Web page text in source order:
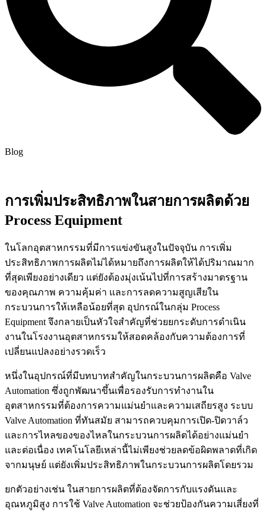
Blog
การเพิ่มประสิทธิภาพในสายการผลิตด้วย
Process Equipment
ในโลกอุตสาหกรรมที่มีการแข่งขันสูงในปัจจุบัน การเพิ่ม
ประสิทธิภาพการผลิตไม่ได้หมายถึงการผลิตให้ได้ปริมาณมาก
ที่สุดเพียงอย่างเดียว แต่ยังต้องมุ่งเน้นไปที่การสร้างมาตรฐาน
ของคุณภาพ ความคุ้มค่า และการลดความสูญเสียใน
กระบวนการให้เหลือน้อยที่สุด อุปกรณ์ในกลุ่ม Process
Equipment จึงกลายเป็นหัวใจสำคัญที่ช่วยยกระดับการดำเนิน
งานในโรงงานอุตสาหกรรมให้สอดคล้องกับความต้องการที่
เปลี่ยนแปลงอย่างรวดเร็ว
หนึ่งในอุปกรณ์ที่มีบทบาทสำคัญในกระบวนการผลิตคือ Valve
Automation ซึ่งถูกพัฒนาขึ้นเพื่อรองรับการทำงานใน
อุตสาหกรรมที่ต้องการความแม่นยำและความเสถียรสูง ระบบ
Valve Automation ที่ทันสมัย สามารถควบคุมการเปิด-ปิดวาล์ว
และการไหลของของไหลในกระบวนการผลิตได้อย่างแม่นยำ
และต่อเนื่อง เทคโนโลยีเหล่านี้ไม่เพียงช่วยลดข้อผิดพลาดที่เกิด
จากมนุษย์ แต่ยังเพิ่มประสิทธิภาพในกระบวนการผลิตโดยรวม
ยกตัวอย่างเช่น ในสายการผลิตที่ต้องจัดการกับแรงดันและ
อุณหภูมิสูง การใช้ Valve Automation จะช่วยป้องกันความเสี่ยงที่